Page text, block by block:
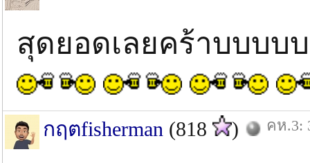
สุดยอดเลยคร้าบบบบ
กฤตfisherman (818 ) คห.3: